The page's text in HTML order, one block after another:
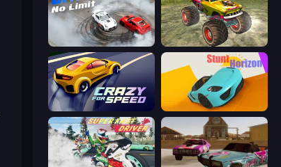
Drift No Limit Real Simulator: Monster Truck
Crazy for Speed Stunt Horizon